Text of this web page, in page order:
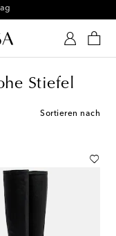
Club an
Stiefel
Sortieren nach